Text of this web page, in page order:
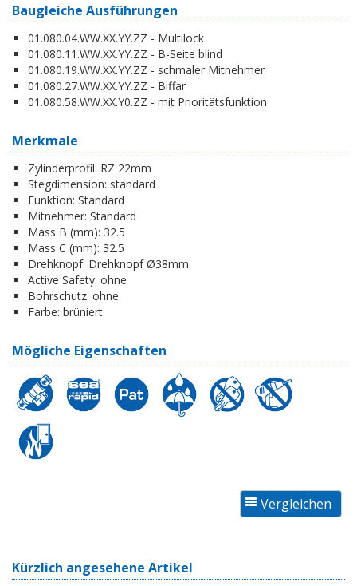
Baugleiche Ausführungen
01.080.04.WW.XX.YY.ZZ - Multilock
01.080.11.WW.XX.YY.ZZ - B-Seite blind
01.080.19.WW.XX.YY.ZZ - schmaler Mitnehmer
01.080.27.WW.XX.YY.ZZ - Biffar
01.080.58.WW.XX.Y0.ZZ - mit Prioritätsfunktion
Merkmale
Zylinderprofil: RZ 22mm
Stegdimension: standard
Funktion: Standard
Mitnehmer: Standard
Mass B (mm): 32.5
Mass C (mm): 32.5
Drehknopf: Drehknopf Ø38mm
Active Safety: ohne
Bohrschutz: ohne
Farbe: brüniert
Mögliche Eigenschaften
Kürzlich angesehene Artikel